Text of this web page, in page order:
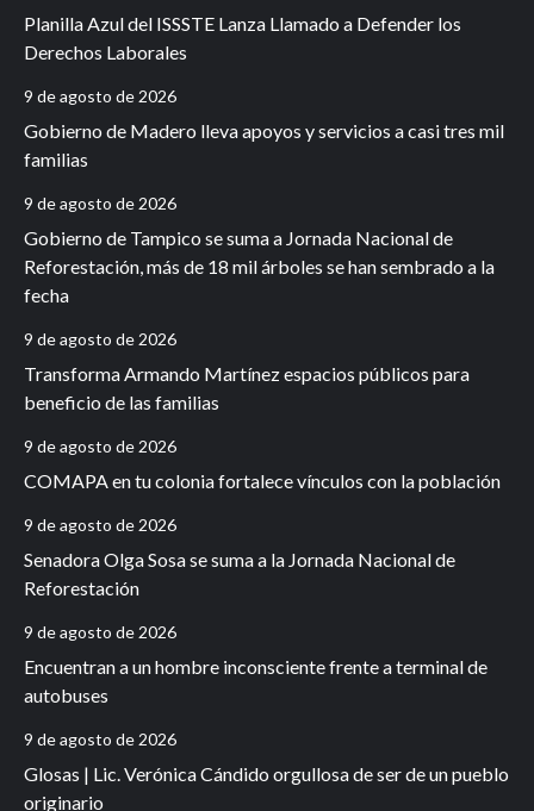
Planilla Azul del ISSSTE Lanza Llamado a Defender los
Derechos Laborales
9 de agosto de 2026
Gobierno de Madero lleva apoyos y servicios a casi tres mil
familias
9 de agosto de 2026
Gobierno de Tampico se suma a Jornada Nacional de
Reforestación, más de 18 mil árboles se han sembrado a la
fecha
9 de agosto de 2026
Transforma Armando Martínez espacios públicos para
beneficio de las familias
9 de agosto de 2026
COMAPA en tu colonia fortalece vínculos con la población
9 de agosto de 2026
Senadora Olga Sosa se suma a la Jornada Nacional de
Reforestación
9 de agosto de 2026
Encuentran a un hombre inconsciente frente a terminal de
autobuses
9 de agosto de 2026
Glosas | Lic. Verónica Cándido orgullosa de ser de un pueblo
originario